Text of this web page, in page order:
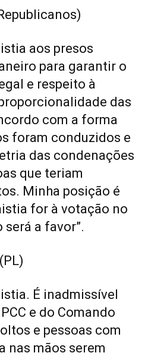
aos presos
para garantir o
e respeito à
das
com a forma
foram conduzidos e
das condenações
que teriam
Minha posição é
for à votação no
a favor”.
É inadmissível
e do Comando
e pessoas com
nas mãos serem